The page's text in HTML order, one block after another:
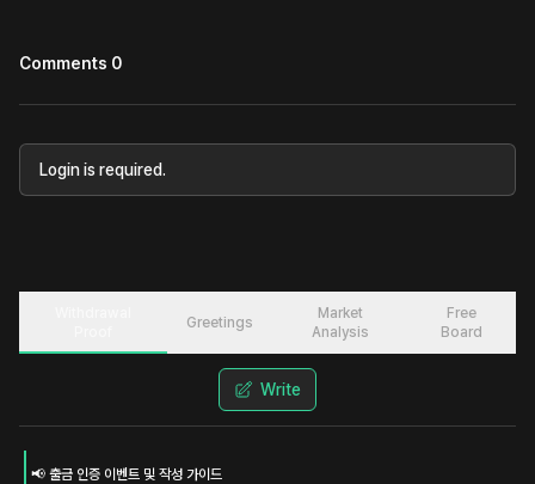
Comments 0
Login is required.
Greetings
Market
Analysis
Free
Board
Write
📢 출금 인증 이벤트 및 작성 가이드